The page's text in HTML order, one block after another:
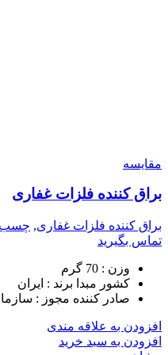
مقایسه
براق کننده فلزات غفاری
براق کننده فلزات غفاری, چسب
تماس بگیرید
وزن : 70 گرم
کشور مبدا برند : ایران
صادر کننده مجوز :
افزودن به علاقه مندی
افزودن به سبد خرید